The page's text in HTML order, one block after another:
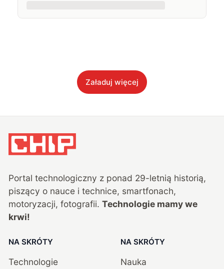
Załaduj więcej
Portal technologiczny z ponad 29-letnią historią,
piszący o nauce i technice, smartfonach,
motoryzacji, fotografii. Technologie mamy we
krwi!
NA SKRÓTY
Technologie
NA SKRÓTY
Nauka